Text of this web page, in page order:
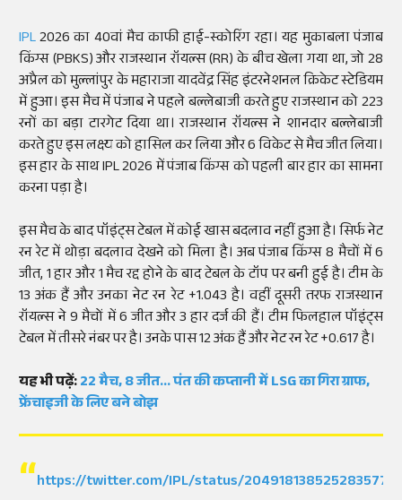
IPL2026 का 40वां मैच काफी हाई-स्कोरिंग रहा। यह मुकाबला पंजाब
किंग्स (PBKS) और राजस्थान रॉयल्स (RR) के बीच खेला गया था, जो 28
अप्रैल को मुल्लांपुर के महाराजा यादवेंद्र सिंह इंटरनेशनल क्रिकेट स्टेडियम
में हुआ। इस मैच में पंजाब ने पहले बल्लेबाजी करते हुए राजस्थान को 223
रनों का बड़ा टारगेट दिया था। राजस्थान रॉयल्स ने शानदार बल्लेबाजी
करते हुए इस लक्ष्य को हासिल कर लिया और 6 विकेट से मैच जीत लिया।
इस हार के साथ IPL 2026 में पंजाब किंग्स को पहली बार हार का सामना
करना पड़ा है।
इस मैच के बाद पॉइंट्स टेबल में कोई खास बदलाव नहीं हुआ है। सिर्फ नेट
रन रेट में थोड़ा बदलाव देखने को मिला है। अब पंजाब किंग्स 8 मैचों में 6
जीत, 1 हार और 1 मैच रद्द होने के बाद टेबल के टॉप पर बनी हुई है। टीम के
13 अंक हैं और उनका नेट रन रेट +1.043 है। वहीं दूसरी तरफ राजस्थान
रॉयल्स ने 9 मैचों में 6 जीत और 3 हार दर्ज की हैं। टीम फिलहाल पॉइंट्स
टेबल में तीसरे नंबर पर है। उनके पास 12 अंक हैं और नेट रन रेट +0.617 है।
यह भी पढ़ें:22 मैच, 8 जीत… पंत की कप्तानी में LSG का गिरा ग्राफ,
फ्रेंचाइजी के लिए बने बोझ
https://twitter.com/IPL/status/2049181385252835777